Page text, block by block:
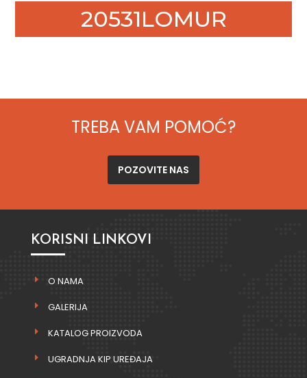
20531LOMUR
TREBA VAM POMOĆ?
POZOVITE NAS
KORISNI LINKOVI
O NAMA
GALERIJA
KATALOG PROIZVODA
UGRADNJA KIP UREĐAJA